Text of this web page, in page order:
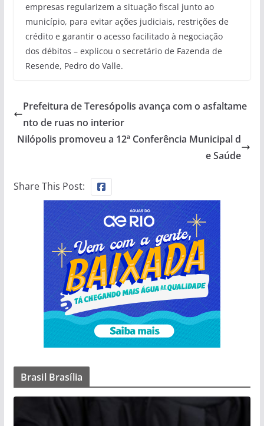
empresas regularizem a situação fiscal junto ao
município, para evitar ações judiciais, restrições de
crédito e garantir o acesso facilitado à negociação
dos débitos – explicou o secretário de Fazenda de
Resende, Pedro do Valle.
Prefeitura de Teresópolis avança com o asfaltame
nto de ruas no interior
Nilópolis promoveu a 12ª Conferência Municipal d
e Saúde
Share This Post:
Brasil Brasília